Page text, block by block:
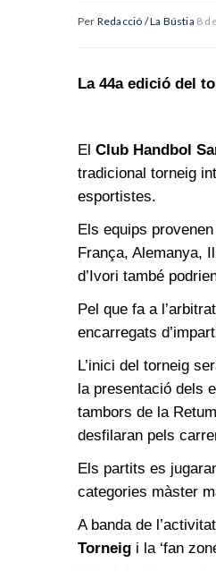
Per Redacció / La Bústia 8
La 44a edició del
El Club Handbol
tradicional torneig
esportistes.
Els equips provenen
França, Alemanya,
d’Ivori també
Pel que fa a
encarregats
L’inici del torneig
la presentació dels
tambors de la
desfilaran pels
Els partits es
categories màster
A banda de
Torneig i la ‘fan